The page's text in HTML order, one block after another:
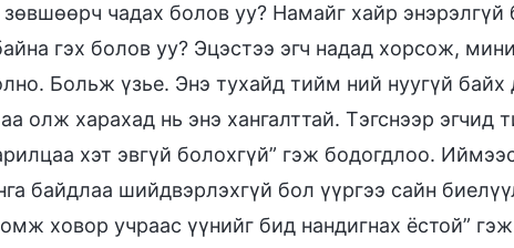
зөвшөөрч чадах болов уу? Намайг хайр энэрэлгүй
гэх болов уу? Эцэстээ эгч надад хорсож,
Больж үзье. Энэ тухайд тийм ний нуугүй
олж харахад нь энэ хангалттай. Тэгснээр эгчид
хэт эвгүй болохгүй” гэж бодогдлоо.
байдлаа шийдвэрлэхгүй бол үүргээ сайн
ховор учраас үүнийг бид нандигнах ёстой”